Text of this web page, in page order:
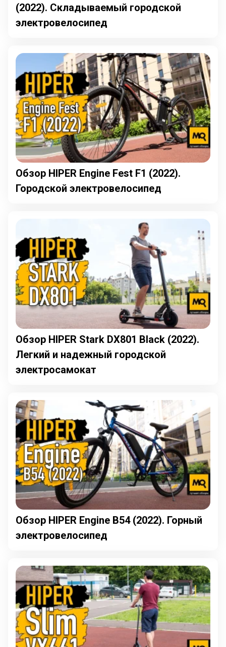
(2022). Складываемый городской
электровелосипед
Обзор HIPER Engine Fest F1 (2022).
Городской электровелосипед
Обзор HIPER Stark DX801 Black (2022).
Легкий и надежный городской
электросамокат
Обзор HIPER Engine B54 (2022). Горный
электровелосипед